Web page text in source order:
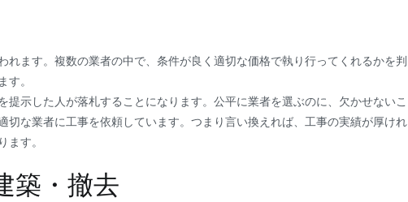
れます。複数の業者の中で、条件が良く適切な価格で執り行ってくれるかを判
す。
提示した人が落札することになります。公平に業者を選ぶのに、欠かせないこ
切な業者に工事を依頼しています。つまり言い換えれば、工事の実績が厚けれ
ます。
築・撤去